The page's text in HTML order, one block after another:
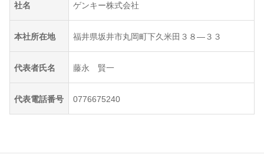
社名 ゲンキー株式会社
本社所在地 福井県坂井市丸岡町下久米田３８―３３
代表者氏名 藤永 賢一
代表電話番号 0776675240